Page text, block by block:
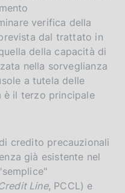
verifica della
dal trattato in
della capacità di
nella sorveglianza
a tutela delle
è il terzo principale
credito precauzionali
già esistente nel
Line, PCCL) e